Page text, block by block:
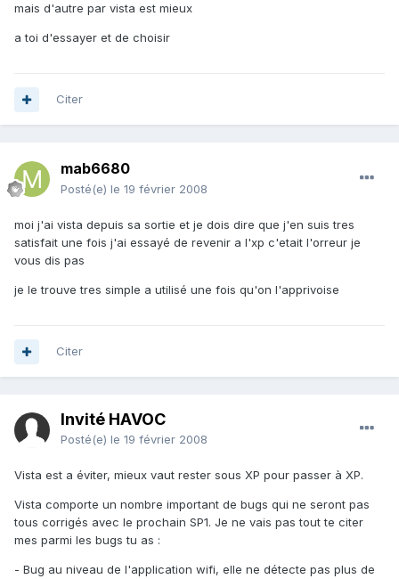
mais d'autre par vista est mieux
a toi d'essayer et de choisir
Citer
mab6680
Posté(e) le 19 février 2008
moi j'ai vista depuis sa sortie et je dois dire que j'en suis tres
satisfait une fois j'ai essayé de revenir a l'xp c'etait l'orreur je
vous dis pas
je le trouve tres simple a utilisé une fois qu'on l'apprivoise
Citer
Invité HAVOC
Posté(e) le 19 février 2008
Vista est a éviter, mieux vaut rester sous XP pour passer à XP.
Vista comporte un nombre important de bugs qui ne seront pas
tous corrigés avec le prochain SP1. Je ne vais pas tout te citer
mes parmi les bugs tu as :
- Bug au niveau de l'application wifi, elle ne détecte pas plus de